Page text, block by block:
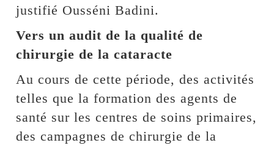
justifié Ousséni Badini.
Vers un audit de la qualité de
chirurgie de la cataracte
Au cours de cette période, des activités
telles que la formation des agents de
santé sur les centres de soins primaires,
des campagnes de chirurgie de la